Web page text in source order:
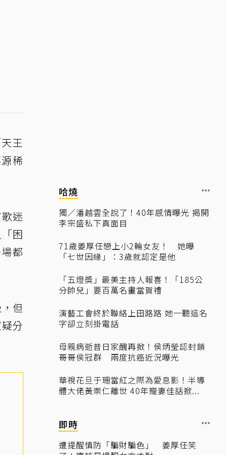
王
稀
迷
困
都
但
分
哈燒
獨／潘越雲全說了！40年感情曝光 揭開
李宗盛私下真面目
71歲姜厚任戀上小2輪女友！ 她曝
「七世因緣」：3歲就認定是他
「五燈獎」最美主持人報喜！「185公
分帥兒」要百萬名畫當賀禮
演藝工會終於聯絡上田路路 她一聽這名
字卻立刻掛電話
母親病逝昔日家醜再掀！侯炳瑩認封鎖
哥哥侯冠群 兩度抗癌近況曝光
華視花旦于珊當紅之際為愛息影！半導
體大佬黃崇仁離世 40年寵妻佳話掀...
即時
遭提醒慎防「騙財騙色」 姜厚任笑